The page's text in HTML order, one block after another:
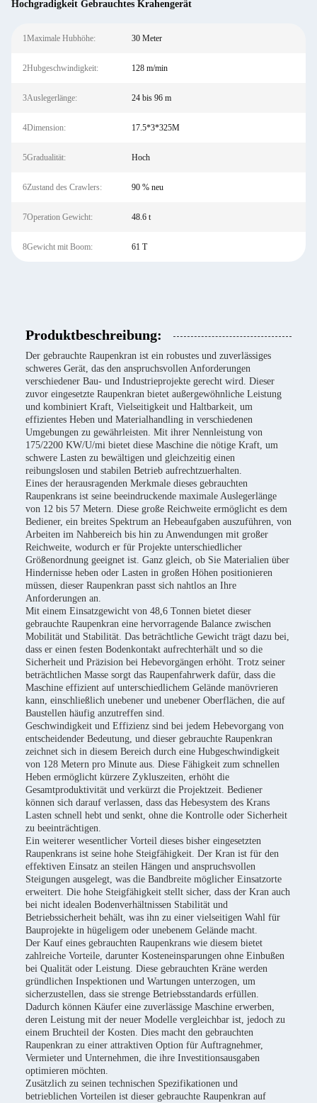
Hochgradigkeit Gebrauchtes Krahengerät
1Maximale Hubhöhe: 30 Meter
2Hubgeschwindigkeit: 128 m/min
3Auslegerlänge: 24 bis 96 m
4Dimension: 17.5*3*325M
5Gradualität: Hoch
6Zustand des Crawlers: 90 % neu
7Operation Gewicht: 48.6 t
8Gewicht mit Boom: 61 T
Produktbeschreibung:
Der gebrauchte Raupenkran ist ein robustes und zuverlässiges
schweres Gerät, das den anspruchsvollen Anforderungen
verschiedener Bau- und Industrieprojekte gerecht wird. Dieser
zuvor eingesetzte Raupenkran bietet außergewöhnliche Leistung
und kombiniert Kraft, Vielseitigkeit und Haltbarkeit, um
effizientes Heben und Materialhandling in verschiedenen
Umgebungen zu gewährleisten. Mit ihrer Nennleistung von
175/2200 KW/U/mi bietet diese Maschine die nötige Kraft, um
schwere Lasten zu bewältigen und gleichzeitig einen
reibungslosen und stabilen Betrieb aufrechtzuerhalten.
Eines der herausragenden Merkmale dieses gebrauchten
Raupenkrans ist seine beeindruckende maximale Auslegerlänge
von 12 bis 57 Metern. Diese große Reichweite ermöglicht es dem
Bediener, ein breites Spektrum an Hebeaufgaben auszuführen, von
Arbeiten im Nahbereich bis hin zu Anwendungen mit großer
Reichweite, wodurch er für Projekte unterschiedlicher
Größenordnung geeignet ist. Ganz gleich, ob Sie Materialien über
Hindernisse heben oder Lasten in großen Höhen positionieren
müssen, dieser Raupenkran passt sich nahtlos an Ihre
Anforderungen an.
Mit einem Einsatzgewicht von 48,6 Tonnen bietet dieser
gebrauchte Raupenkran eine hervorragende Balance zwischen
Mobilität und Stabilität. Das beträchtliche Gewicht trägt dazu bei,
dass er einen festen Bodenkontakt aufrechterhält und so die
Sicherheit und Präzision bei Hebevorgängen erhöht. Trotz seiner
beträchtlichen Masse sorgt das Raupenfahrwerk dafür, dass die
Maschine effizient auf unterschiedlichem Gelände manövrieren
kann, einschließlich unebener und unebener Oberflächen, die auf
Baustellen häufig anzutreffen sind.
Geschwindigkeit und Effizienz sind bei jedem Hebevorgang von
entscheidender Bedeutung, und dieser gebrauchte Raupenkran
zeichnet sich in diesem Bereich durch eine Hubgeschwindigkeit
von 128 Metern pro Minute aus. Diese Fähigkeit zum schnellen
Heben ermöglicht kürzere Zykluszeiten, erhöht die
Gesamtproduktivität und verkürzt die Projektzeit. Bediener
können sich darauf verlassen, dass das Hebesystem des Krans
Lasten schnell hebt und senkt, ohne die Kontrolle oder Sicherheit
zu beeinträchtigen.
Ein weiterer wesentlicher Vorteil dieses bisher eingesetzten
Raupenkrans ist seine hohe Steigfähigkeit. Der Kran ist für den
effektiven Einsatz an steilen Hängen und anspruchsvollen
Steigungen ausgelegt, was die Bandbreite möglicher Einsatzorte
erweitert. Die hohe Steigfähigkeit stellt sicher, dass der Kran auch
bei nicht idealen Bodenverhältnissen Stabilität und
Betriebssicherheit behält, was ihn zu einer vielseitigen Wahl für
Bauprojekte in hügeligem oder unebenem Gelände macht.
Der Kauf eines gebrauchten Raupenkrans wie diesem bietet
zahlreiche Vorteile, darunter Kosteneinsparungen ohne Einbußen
bei Qualität oder Leistung. Diese gebrauchten Kräne werden
gründlichen Inspektionen und Wartungen unterzogen, um
sicherzustellen, dass sie strenge Betriebsstandards erfüllen.
Dadurch können Käufer eine zuverlässige Maschine erwerben,
deren Leistung mit der neuer Modelle vergleichbar ist, jedoch zu
einem Bruchteil der Kosten. Dies macht den gebrauchten
Raupenkran zu einer attraktiven Option für Auftragnehmer,
Vermieter und Unternehmen, die ihre Investitionsausgaben
optimieren möchten.
Zusätzlich zu seinen technischen Spezifikationen und
betrieblichen Vorteilen ist dieser gebrauchte Raupenkran auf